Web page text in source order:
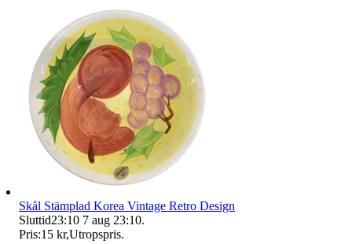
Skål Stämplad Korea Vintage Retro Design
Sluttid23:10 7 aug 23:10.
Pris:15 kr,Utropspris.